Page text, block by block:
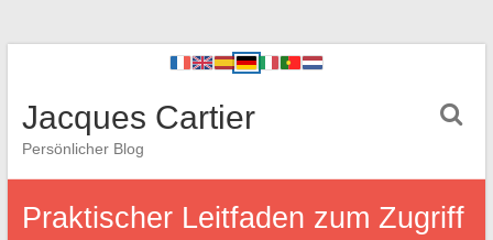
Jacques Cartier
Persönlicher Blog
Praktischer Leitfaden zum Zugriff